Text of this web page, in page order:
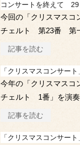
コンサートを終えて 29
今回の「クリスマス
チェルト 第23番 第
記事を読む
「クリスマスコンサー
今年の「クリスマス
チェルト 1番」を演
記事を読む
「クリスマスコンサー